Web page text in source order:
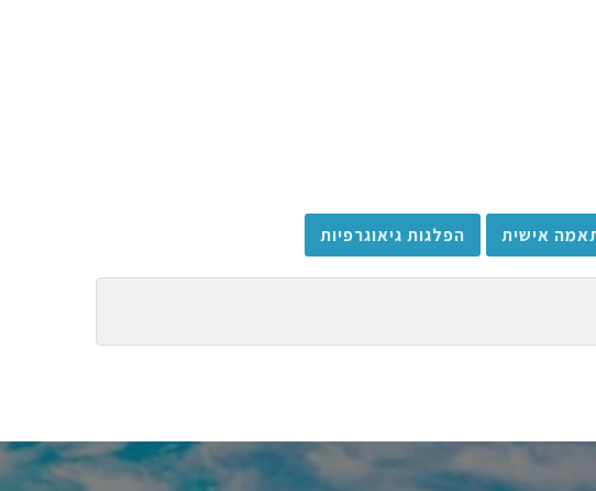
אישית הפלגות גיאוגרפיות